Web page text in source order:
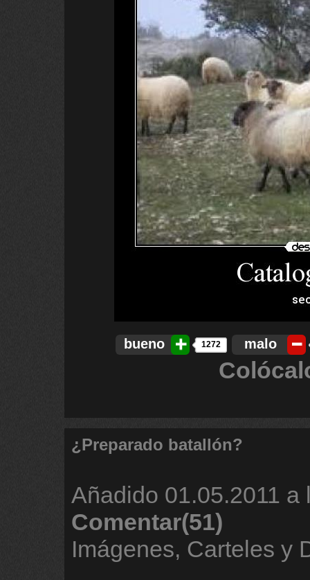
bueno 1272 malo
¿Preparado batallón?
Añadido 01.05.2011 a
Comentar(51)
Imágenes, Carteles y